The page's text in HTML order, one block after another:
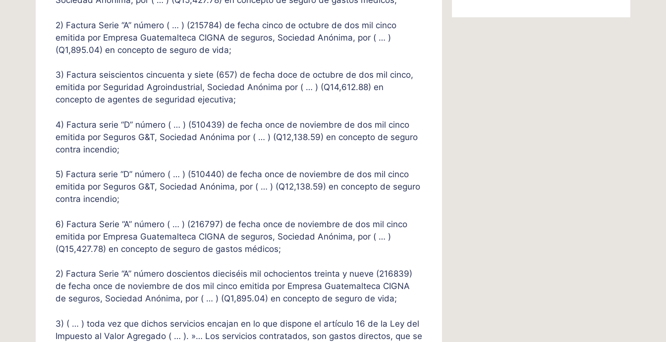
2) Factura Serie “A” número ( … ) (215784) de fecha cinco de octubre de dos mil cinco
emitida por Empresa Guatemalteca CIGNA de seguros, Sociedad Anónima, por ( … )
(Q1,895.04) en concepto de seguro de vida;
3) Factura seiscientos cincuenta y siete (657) de fecha doce de octubre de dos mil cinco,
emitida por Seguridad Agroindustrial, Sociedad Anónima por ( … ) (Q14,612.88) en
concepto de agentes de seguridad ejecutiva;
4) Factura serie “D” número ( … ) (510439) de fecha once de noviembre de dos mil cinco
emitida por Seguros G&T, Sociedad Anónima por ( … ) (Q12,138.59) en concepto de seguro
contra incendio;
5) Factura serie “D” número ( … ) (510440) de fecha once de noviembre de dos mil cinco
emitida por Seguros G&T, Sociedad Anónima, por ( … ) (Q12,138.59) en concepto de seguro
contra incendio;
6) Factura Serie “A” número ( … ) (216797) de fecha once de noviembre de dos mil cinco
emitida por Empresa Guatemalteca CIGNA de seguros, Sociedad Anónima, por ( … )
(Q15,427.78) en concepto de seguro de gastos médicos;
2) Factura Serie “A” número doscientos dieciséis mil ochocientos treinta y nueve (216839)
de fecha once de noviembre de dos mil cinco emitida por Empresa Guatemalteca CIGNA
de seguros, Sociedad Anónima, por ( … ) (Q1,895.04) en concepto de seguro de vida;
3) ( … ) toda vez que dichos servicios encajan en lo que dispone el artículo 16 de la Ley del
Impuesto al Valor Agregado ( … ). »… Los servicios contratados, son gastos directos, que se